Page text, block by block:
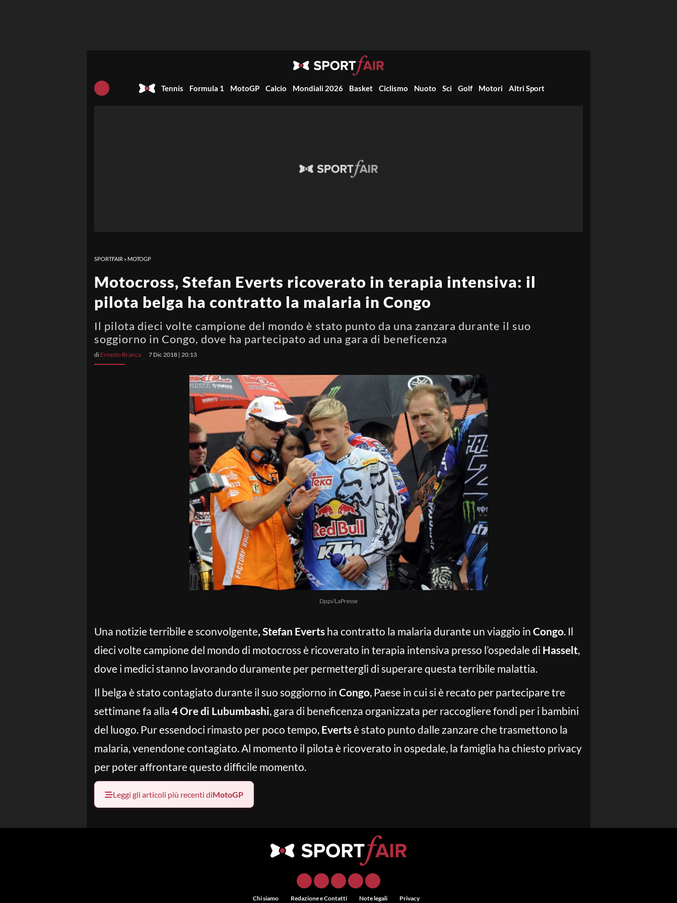
Tennis Formula 1 MotoGP Calcio Mondiali 2026 Basket Ciclismo Nuoto Sci Golf Motori Altri Sport
SPORTFAIR » MOTOGP
Motocross, Stefan Everts ricoverato in terapia intensiva: il
pilota belga ha contratto la malaria in Congo
Il pilota dieci volte campione del mondo è stato punto da una zanzara durante il suo
soggiorno in Congo, dove ha partecipato ad una gara di beneficenza
di Ernesto Branca 7 Dic 2018 | 20:13
Dppi/LaPresse
Una notizie terribile e sconvolgente, Stefan Everts ha contratto la malaria durante un viaggio in Congo. Il
dieci volte campione del mondo di motocross è ricoverato in terapia intensiva presso l’ospedale di Hasselt,
dove i medici stanno lavorando duramente per permettergli di superare questa terribile malattia.
Il belga è stato contagiato durante il suo soggiorno in Congo, Paese in cui si è recato per partecipare tre
settimane fa alla 4 Ore di Lubumbashi, gara di beneficenza organizzata per raccogliere fondi per i bambini
del luogo. Pur essendoci rimasto per poco tempo, Evertsè stato punto dalle zanzare che trasmettono la
malaria, venendone contagiato. Al momento il pilota è ricoverato in ospedale, la famiglia ha chiesto privacy
per poter affrontare questo difficile momento.
Leggi gli articoli più recenti diMotoGP
Chi siamo Redazione e Contatti Note legali Privacy